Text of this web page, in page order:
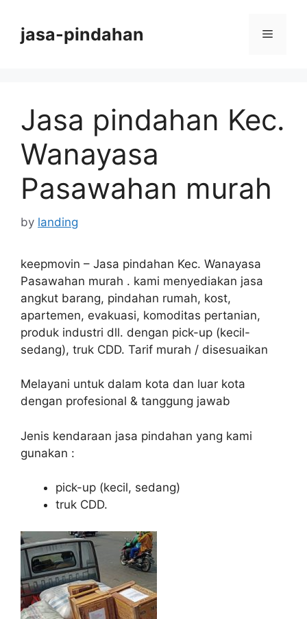
contentjasa-pindahan Menu
Jasa pindahan Kec.
Wanayasa
Pasawahan murah
by landing
keepmovin – Jasa pindahan Kec. Wanayasa
Pasawahan murah . kami menyediakan jasa
angkut barang, pindahan rumah, kost,
apartemen, evakuasi, komoditas pertanian,
produk industri dll. dengan pick-up (kecil-
sedang), truk CDD. Tarif murah / disesuaikan
Melayani untuk dalam kota dan luar kota
dengan profesional & tanggung jawab
Jenis kendaraan jasa pindahan yang kami
gunakan :
pick-up (kecil, sedang)
truk CDD.